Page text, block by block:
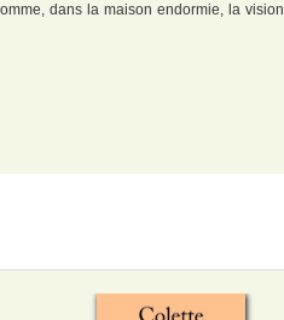
dans la maison endormie, la vision